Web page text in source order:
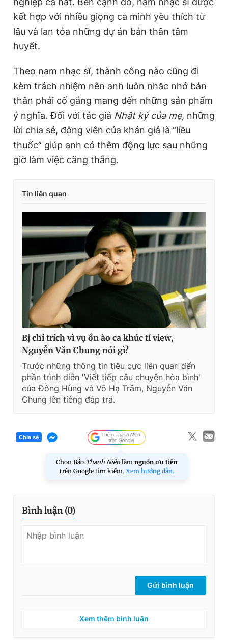
kết hợp với nhiều giọng ca mình yêu thích từ
lâu và lan tỏa những dự án bản thân tâm
huyết.
Theo nam nhạc sĩ, thành công nào cũng đi
kèm trách nhiệm nên anh luôn nhắc nhở bản
thân phải cố gắng mang đến những sản phẩm
ý nghĩa. Đối với tác giả Nhật ký của mẹ, những
lời chia sẻ, động viên của khán giả là “liều
thuốc” giúp anh có thêm động lực sau những
giờ làm việc căng thẳng.
Tin liên quan
Bị chỉ trích vì vụ ồn ào ca khúc tỉ view,
Nguyễn Văn Chung nói gì?
Trước những thông tin tiêu cực liên quan đến
phần trình diễn 'Viết tiếp câu chuyện hòa bình'
của Đông Hùng và Võ Hạ Trâm, Nguyễn Văn
Chung lên tiếng đáp trả.
Chia sẻ
Chọn Báo Thanh Niên làm nguồn ưu tiên
trên Google tìm kiếm. Xem hướng dẫn.
Bình luận (0)
Gửi bình luận
Xem thêm bình luận